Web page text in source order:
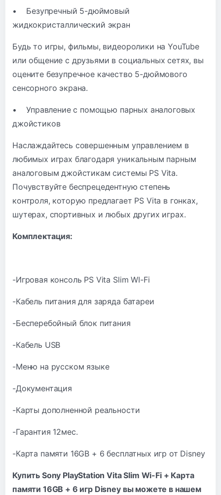
• Безупречный 5-дюймовый
жидкокристаллический экран
Будь то игры, фильмы, видеоролики на YouTube
или общение с друзьями в социальных сетях, вы
оцените безупречное качество 5-дюймового
сенсорного экрана.
• Управление с помощью парных аналоговых
джойстиков
Наслаждайтесь совершенным управлением в
любимых играх благодаря уникальным парным
аналоговым джойстикам системы PS Vita.
Почувствуйте беспрецедентную степень
контроля, которую предлагает PS Vita в гонках,
шутерах, спортивных и любых других играх.
Комплектация:
-Игровая консоль PS Vita Slim WI-Fi
-Кабель питания для заряда батареи
-Бесперебойный блок питания
-Кабель USB
-Меню на русском языке
-Документация
-Карты дополненной реальности
-Гарантия 12мес.
-Карта памяти 16GB + 6 бесплатных игр от Disney
Купить Sony PlayStation VitaSlim Wi-Fi + Карта
памяти 16GB + 6 игр Disney вы можете в нашем